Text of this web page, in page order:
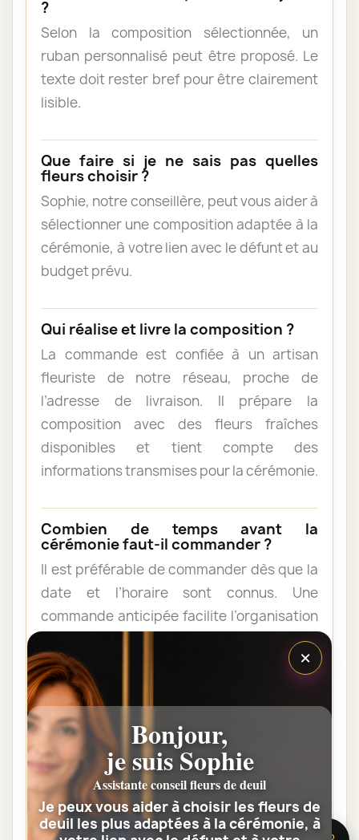
?
Selon la composition sélectionnée, un
ruban personnalisé peut être proposé. Le
texte doit rester bref pour être clairement
lisible.
Que faire si je ne sais pas quelles
fleurs choisir ?
Sophie, notre conseillère, peut vous aider à
sélectionner une composition adaptée à la
cérémonie, à votre lien avec le défunt et au
budget prévu.
Qui réalise et livre la composition ?
La commande est confiée à un artisan
fleuriste de notre réseau, proche de
l’adresse de livraison. Il prépare la
composition avec des fleurs fraîches
disponibles et tient compte des
informations transmises pour la cérémonie.
Combien de temps avant la
cérémonie faut-il commander ?
Il est préférable de commander dès que la
date et l’horaire sont connus. Une
commande anticipée facilite l’organisation
et permet au fleuriste de vérifier les
contraintes du lieu de livraison.
Les fleurs peuvent-elles être livrées
au domicile de la famille ?
Oui. Une composition de condoléances
peut être livrée au domicile avant ou après
la cérémonie. Vérifiez simplement que
quelqu’un pourra réceptionner les fleurs.
×
Bonjour,
je suis Sophie
Assistante conseil fleurs de deuil
Je peux vous aider à choisir les fleurs de
deuil les plus adaptées à la cérémonie, à